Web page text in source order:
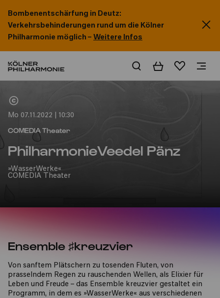
Bombenentschärfung in Deutz:
Verkehrsbehinderungen rund um die Kölner
Philharmonie möglich – Weitere Infos
WarenkorbMerkliste
Mo 07.11.2022 | 10:30
COMEDIA Theater
PhilharmonieVeedel Pänz
»WasserWerke«
COMEDIA Theater
Ensemble ♯kreuzvier
Von sanftem Plätschern zu tosenden Fluten, von
prasselndem Regen zu rauschenden Wellen, als Elixier für
Leben und Freude – das Ensemble kreuzvier gestaltet ein
Programm, in dem es »WasserWerke« aus verschiedenen